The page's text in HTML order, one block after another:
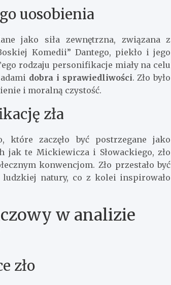
uosobienia
jako siła zewnętrzna, związana z
Komedii” Dantego, piekło i jego
rodzaju personifikacje miały na celu
dobra i sprawiedliwości. Zło było
i moralną czystość.
zła
które zaczęło być postrzegane jako
te Mickiewicza i Słowackiego, zło
konwencjom. Zło przestało być
ludzkiej natury, co z kolei inspirowało
w analizie
zło